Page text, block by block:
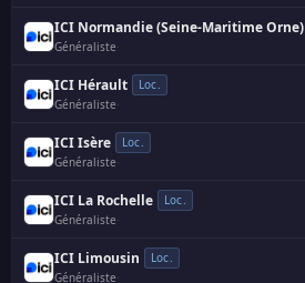
ICI Normandie (Seine-Maritime Orne)
Généraliste·
ICI Hérault
Loc.
Généraliste·
ICI Isère
Loc.
Généraliste·
ICI La Rochelle
Loc.
Généraliste·
ICI Limousin
Loc.
Généraliste·